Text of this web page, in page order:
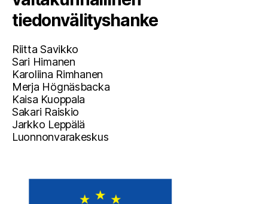
tiedonvälityshanke
Riitta Savikko
Sari Himanen
Karoliina Rimhanen
Merja Högnäsbacka
Kaisa Kuoppala
Sakari Raiskio
Jarkko Leppälä
Luonnonvarakeskus